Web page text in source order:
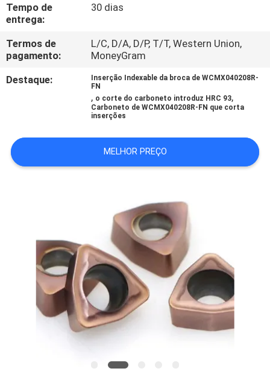
FALE
CONOSCO
NOTÍCIAS
DO
SITE
Tempo de
entrega:
30 dias
Termos de
pagamento:
L/C, D/A, D/P, T/T, Western Union,
MoneyGram
Destaque:
Inserção Indexable da broca de WCMX040208R-
FN
, o corte do carboneto introduz HRC 93,
Carboneto de WCMX040208R-FN que corta
inserções
MELHOR PREÇO